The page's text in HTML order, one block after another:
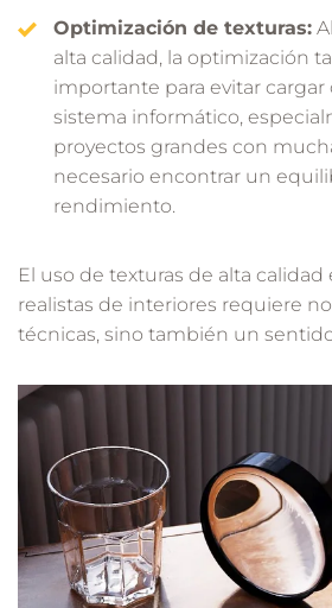
Optimización de texturas:
alta calidad, la optimización
importante para evitar cargar
sistema informático,
proyectos grandes con
necesario encontrar un
rendimiento.
El uso de texturas de alta calidad
realistas de interiores requiere
técnicas, sino también un